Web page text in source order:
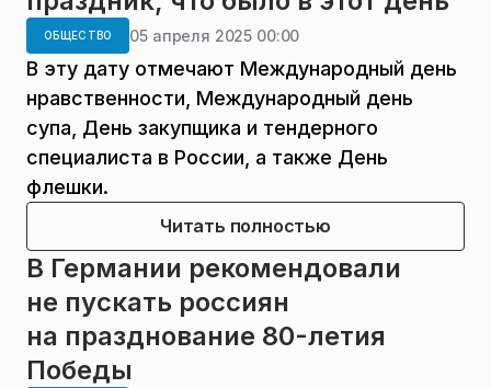
ОБЩЕСТВО 05 апреля 2025 00:00
В эту дату отмечают Международный день
нравственности, Международный день
супа, День закупщика и тендерного
специалиста в России, а также День
флешки.
Читать полностью
В Германии рекомендовали
не пускать россиян
на празднование 80-летия
Победы